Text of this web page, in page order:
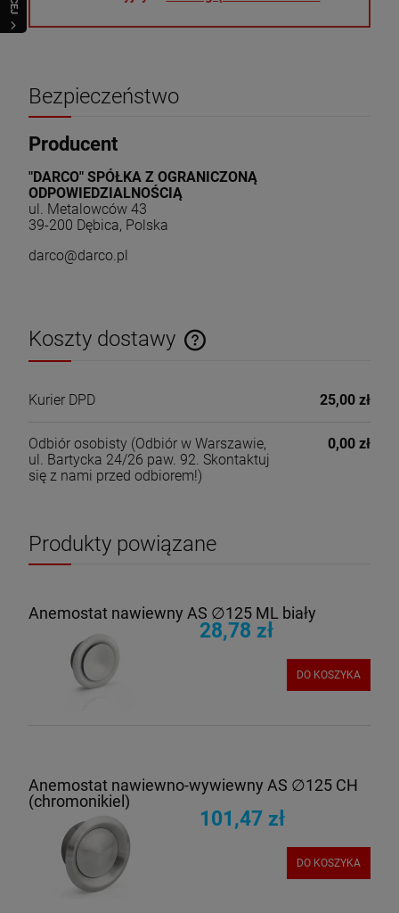
Bezpieczeństwo
Producent
"DARCO" SPÓŁKA Z OGRANICZONĄ
ODPOWIEDZIALNOŚCIĄ
ul. Metalowców 43
39-200 Dębica, Polska
darco@darco.pl
Koszty dostawy
Cena nie zawiera ewentualnych kosztów płatności
Kurier DPD 25,00 zł
Odbiór osobisty (Odbiór w Warszawie,
ul. Bartycka 24/26 paw. 92. Skontaktuj
się z nami przed odbiorem!)
0,00 zł
Produkty powiązane
Anemostat nawiewny AS ∅125 ML biały
28,78 zł
DO KOSZYKA
Anemostat nawiewno-wywiewny AS ∅125 CH
(chromonikiel)
101,47 zł
DO KOSZYKA